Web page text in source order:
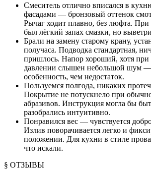
Смеситель отлично вписался в
фасадами — бронзовый оттенок
Рычаг ходит плавно, без люфта.
был лёгкий запах смазки, но
Брали на замену старому крану,
получаса. Подводка стандартная,
пришлось. Напор хороший, хотя
давлении слышен небольшой шум —
особенность, чем недостаток.
Пользуемся полгода, никаких
Покрытие не потускнело при
абразивов. Инструкция могла бы
разобрались интуитивно.
Понравился вес — чувствуется
Излив поворачивается легко и
положении. Для кухни в стиле
что искали.
§ ОТЗЫВЫ